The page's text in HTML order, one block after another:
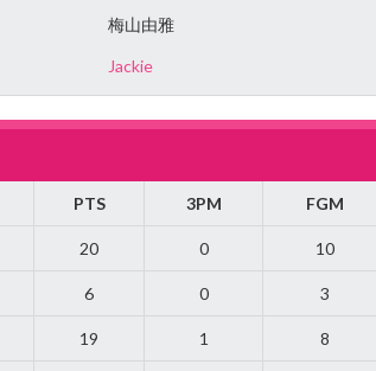
梅山由雅
Jackie
PTS 3PM FGM
20 0 10
6 0 3
19 1 8